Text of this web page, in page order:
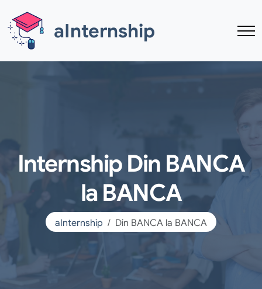
aInternship
Internship Din BANCA
la BANCA
aInternship Din BANCA la BANCA